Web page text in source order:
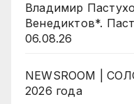
Владимир
Венедиктов*.
06.08.26
NEWSROOM |
2026 года